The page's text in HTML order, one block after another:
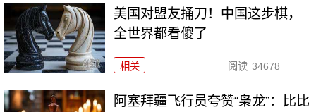
美国对盟友捅刀！中国这步棋，
全世界都看傻了
相关 阅读 34678
阿塞拜疆飞行员夸赞“枭龙”：比比